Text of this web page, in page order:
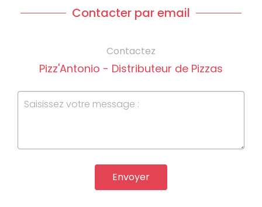
Contacter par email
Contactez
Pizz'Antonio - Distributeur de Pizzas
Envoyer